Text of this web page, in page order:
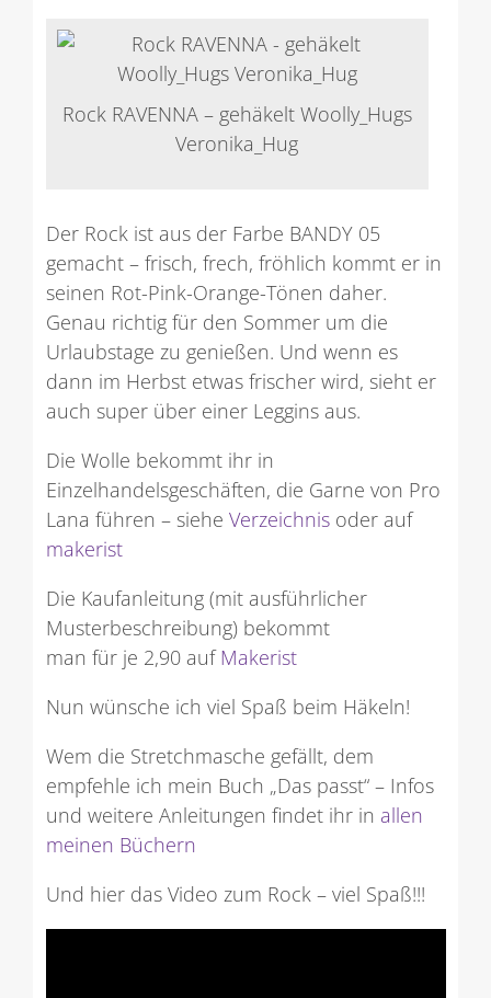
Rock RAVENNA – gehäkelt Woolly_Hugs
Veronika_Hug
Der Rock ist aus der Farbe BANDY 05
gemacht – frisch, frech, fröhlich kommt er in
seinen Rot-Pink-Orange-Tönen daher.
Genau richtig für den Sommer um die
Urlaubstage zu genießen. Und wenn es
dann im Herbst etwas frischer wird, sieht er
auch super über einer Leggins aus.
Die Wolle bekommt ihr in
Einzelhandelsgeschäften, die Garne von Pro
Lana führen – siehe Verzeichnisoder auf
makerist
Die Kaufanleitung (mit ausführlicher
Musterbeschreibung) bekommt
man für je 2,90 aufMakerist
Nun wünsche ich viel Spaß beim Häkeln!
Wem die Stretchmasche gefällt, dem
empfehle ich mein Buch „Das passt“ – Infos
und weitere Anleitungen findet ihr in allen
meinen Büchern
Und hier das Video zum Rock – viel Spaß!!!